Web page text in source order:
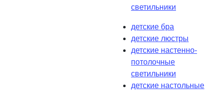
светильники
детские бра
детские люстры
детские настенно-
потолочные
светильники
детские настольные